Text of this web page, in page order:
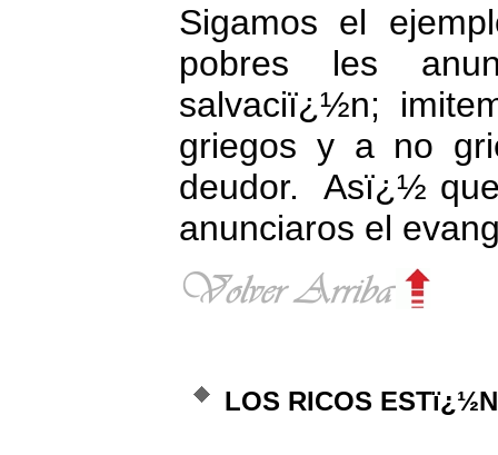
Sigamos el
pobres les
salvaciï¿½n;
griegos y a no
deudor.
Asï¿½
anunciaros el
LOS RICOS